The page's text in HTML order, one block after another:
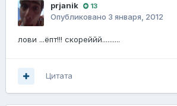
prjanik 13
Опубликовано 3 января, 2012
лови ...ёпт!!! скореййй..........
Цитата